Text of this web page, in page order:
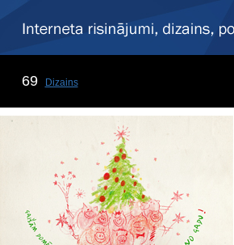
69 Dizains